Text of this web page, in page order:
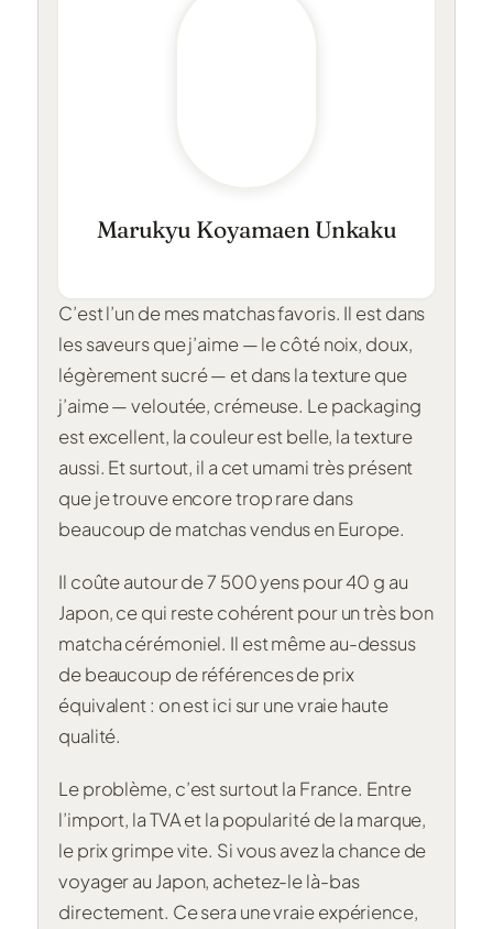
Marukyu Koyamaen Unkaku
C’est l’un de mes matchas favoris. Il est dans
les saveurs que j’aime — le côté noix, doux,
légèrement sucré — et dans la texture que
j’aime — veloutée, crémeuse. Le packaging
est excellent, la couleur est belle, la texture
aussi. Et surtout, il a cet umami très présent
que je trouve encore trop rare dans
beaucoup de matchas vendus en Europe.
Il coûte autour de 7 500 yens pour 40 g au
Japon, ce qui reste cohérent pour un très bon
matcha cérémoniel. Il est même au-dessus
de beaucoup de références de prix
équivalent : on est ici sur une vraie haute
qualité.
Le problème, c’est surtout la France. Entre
l’import, la TVA et la popularité de la marque,
le prix grimpe vite. Si vous avez la chance de
voyager au Japon, achetez-le là-bas
directement. Ce sera une vraie expérience,